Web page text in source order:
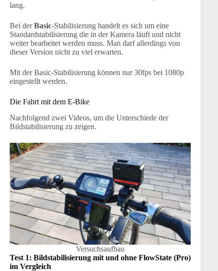
lang.
Bei derBasic-Stabilisierung handelt es sich um eine
Standardstabilisierung die in der Kamera läuft und nicht
weiter bearbeitet werden muss. Man darf allerdings von
dieser Version nicht zu viel erwarten.
Mit der Basic-Stabilisierung können nur 30fps bei 1080p
eingestellt werden.
Die Fahrt mit dem E-Bike
Nachfolgend zwei Videos, um die Unterschiede der
Bildstabilisierung zu zeigen.
Versuchsaufbau
Test 1: Bildstabilisierung mit und ohne FlowState (Pro)
im Vergleich